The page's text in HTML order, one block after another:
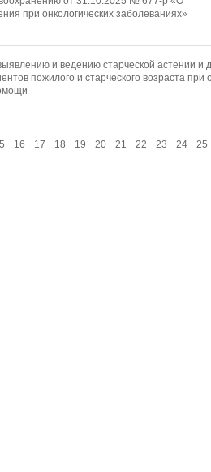
при онкологических заболеваниях»
и ведению старческой астении и
пожилого и старческого возраста при
16 17 18 19 20 21 22 23 24 25